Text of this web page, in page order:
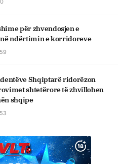
për zhvendosjen e
ndërtimin e korridoreve
Shqiptarë ridorëzon
shtetërore të zhvillohen
shqipe